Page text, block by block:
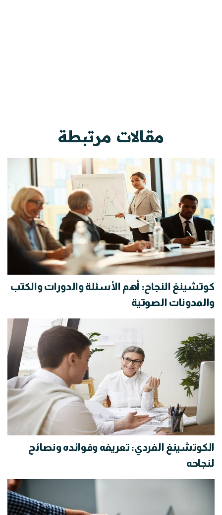
مقالات مرتبطة
كوتشينغ النجاح: أهم الأسئلة والدورات والكتب
والمدونات الصوتية
الكوتشينغ الفردي: تعريفه وفوائده ونصائح
لنجاحه